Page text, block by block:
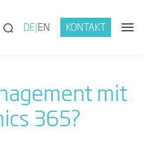
(SUCHE)
DE EN KONTAKT
mit
365?